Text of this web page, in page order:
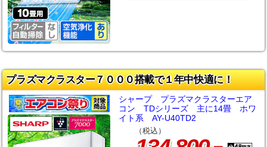
プラズマクラスター７０００搭載で１年中快適に！
シャープ プラズマクラスターエア
コン TDシリーズ 主に14畳 ホワ
イト系 AY-U40TD2
（税込）